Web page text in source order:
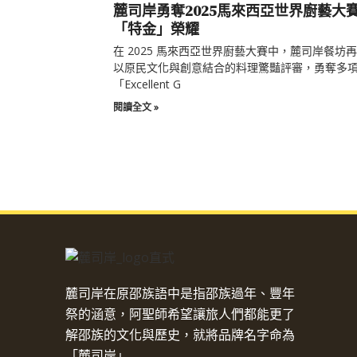
麓司岸勇奪2025馬來西亞世界廚藝大
「特金」榮耀
在 2025 馬來西亞世界廚藝大賽中，麓司岸餐坊
以原民文化與創意結合的料理驚豔評審，勇奪多
「Excellent G
閱讀全文 »
麓司岸在原邵族語中是指邵族過年、豐年
祭的涵意，阿聖師希望讓旅人們都能更了
解邵族的文化與歷史，就將品牌名字命為